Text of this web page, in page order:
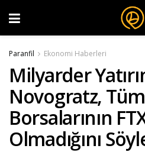
Paranfil Ekonomi Haberleri
Milyarder
Novogratz,
Borsalarının
Olmadığını